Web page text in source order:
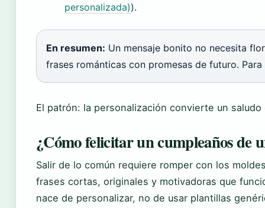
personalizada)).
En resumen: Un mensaje bonito no necesita
frases románticas con promesas de futuro.
El patrón: la personalización convierte un
¿Cómo felicitar un cumpleaños de
Salir de lo común requiere romper con los
frases cortas, originales y motivadoras que
nace de personalizar, no de usar plantillas